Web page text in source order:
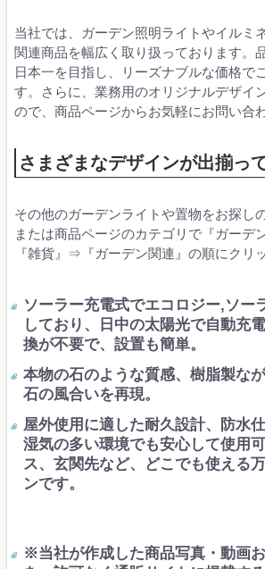
当社では、ガーデン照明ライトやイルミ
関連商品を幅広く取り扱っております。
日本一を目指し、リーズナブルな価格で
す。さらに、業務用のオリジナルデザイ
ので、商品ページからお気軽にお問い合
さまざまなデザインが出揃っ
その他のガーデンライトや置物をお探し
または商品ページのカテゴリで『ガーデ
『雑貨』⇒『ガーデン関連』の順にクリ
ソーラー充電式でエコロジー,ソー
しており、日中の太陽光で自動充
換が不要で、設置も簡単。
本物の石のような質感、樹脂製な
石の風合いを再現。
屋外使用に適した耐久設計、防水
湿気の多い環境でも安心して使用
ス、玄関先など、どこでも使える
ンです。
※当社が作成した商品写真・動画